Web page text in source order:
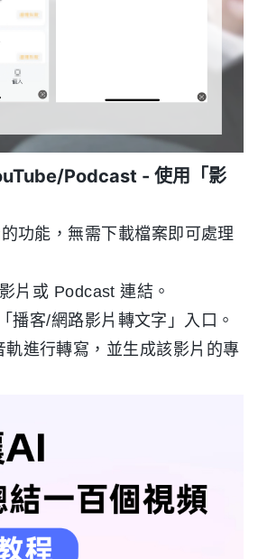
Podcast - 使用「影
功能，無需下載檔案即可處理
片或 Podcast 連結。
播客/網路影片轉文字」入口。
軌進行轉寫，並生成該影片的專